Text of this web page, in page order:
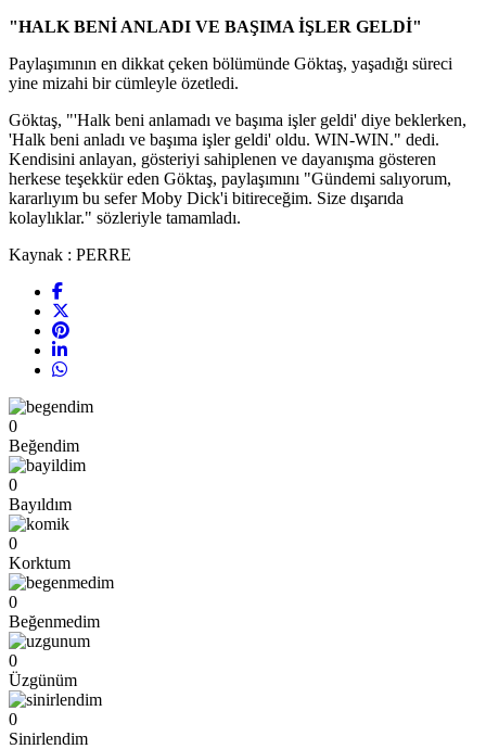
"HALK BENİ ANLADI VE BAŞIMA İŞLER GELDİ"
Paylaşımının en dikkat çeken bölümünde Göktaş, yaşadığı süreci
yine mizahi bir cümleyle özetledi.
Göktaş, "'Halk beni anlamadı ve başıma işler geldi' diye beklerken,
'Halk beni anladı ve başıma işler geldi' oldu. WIN-WIN." dedi.
Kendisini anlayan, gösteriyi sahiplenen ve dayanışma gösteren
herkese teşekkür eden Göktaş, paylaşımını "Gündemi salıyorum,
kararlıyım bu sefer Moby Dick'i bitireceğim. Size dışarıda
kolaylıklar." sözleriyle tamamladı.
Kaynak : PERRE
0
Beğendim
0
Bayıldım
0
Korktum
0
Beğenmedim
0
Üzgünüm
0
Sinirlendim